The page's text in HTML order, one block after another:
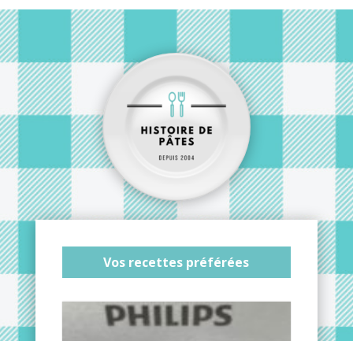
Vos recettes préférées